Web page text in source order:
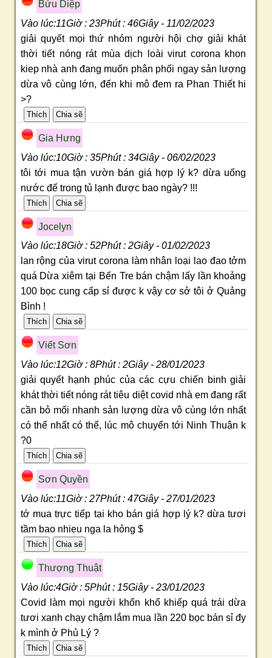
Bửu Diệp
Vào lúc:11Giờ : 23Phút : 46Giây - 11/02/2023
giải quyết mọi thứ nhóm người hội chợ giải khát
thời tiết nóng rát mùa dịch loài virut corona khon
kiep nhà anh đang muốn phân phối ngay sản lượng
dừa vô cùng lớn, đến khi mô đem ra Phan Thiết hi
>?
Gia Hưng
Vào lúc:10Giờ : 35Phút : 34Giây - 06/02/2023
tôi tới mua tận vườn bán giá hợp lý k? dừa uống
nước để trong tủ lạnh được bao ngày? !!!
Jocelyn
Vào lúc:18Giờ : 52Phút : 2Giây - 01/02/2023
lan rộng của virut corona làm nhân loại lao đao tởm
quá Dừa xiêm tại Bến Tre bán chậm lấy lần khoảng
100 bọc cung cấp sỉ được k vậy cơ sở tôi ở Quảng
Bình !
Viết Sơn
Vào lúc:12Giờ : 8Phút : 2Giây - 28/01/2023
giải quyết hạnh phúc của các cựu chiến binh giải
khát thời tiết nóng rát tiêu diệt covid nhà em đang rất
cần bỏ mối nhanh sản lượng dừa vô cùng lớn nhất
có thể nhất có thể, lúc mô chuyển tới Ninh Thuận k
?0
Sơn Quyền
Vào lúc:11Giờ : 27Phút : 47Giây - 27/01/2023
tớ mua trực tiếp tại kho bán giá hợp lý k? dừa tươi
tầm bao nhieu nga la hỏng $
Thượng Thuật
Vào lúc:4Giờ : 5Phút : 15Giây - 23/01/2023
Covid làm mọi người khốn khổ khiếp quá trái dừa
tươi xanh chạy chậm lắm mua lần 220 bọc bán sỉ đy
k mình ở Phủ Lý ?